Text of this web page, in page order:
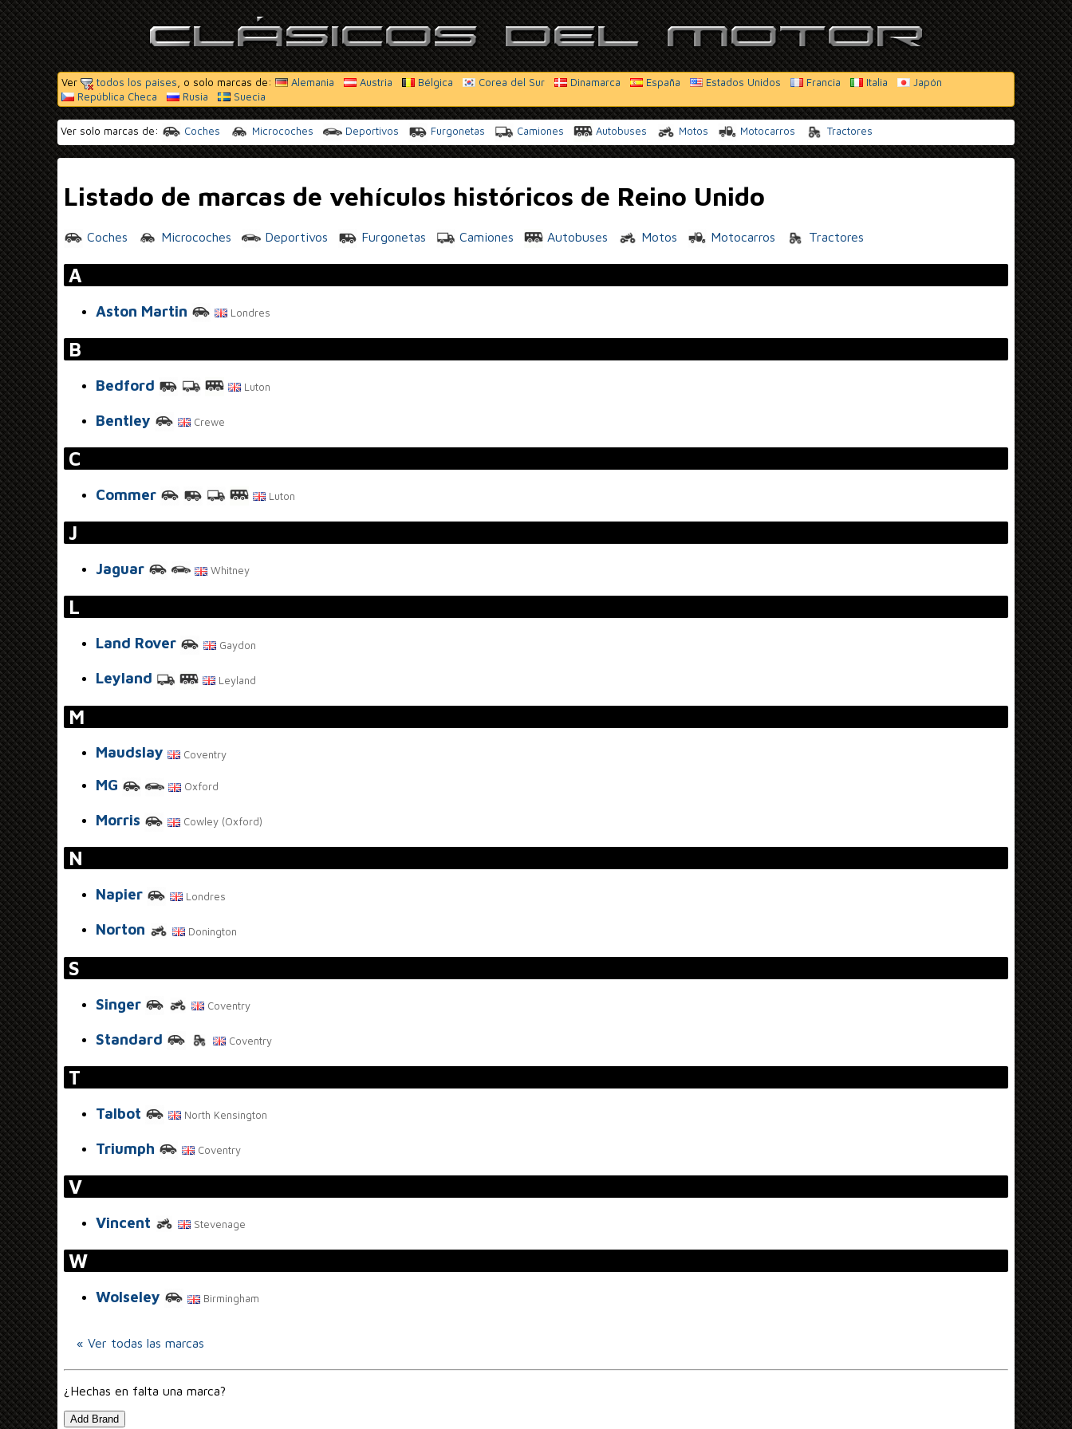
Ver todos los paises , o solo marcas de: Alemania Austria Bélgica Corea del Sur Dinamarca España Estados Unidos Francia Italia
Japón
República Checa
Rusia Suecia
Ver solo marcas de: Coches Microcoches Deportivos Furgonetas Camiones Autobuses Motos Motocarros Tractores
Listado de marcas de vehículos históricos de Reino Unido
Coches Microcoches Deportivos Furgonetas Camiones Autobuses Motos Motocarros Tractores
A
Aston Martin Londres
B
Bedford Luton
Bentley Crewe
C
Commer Luton
J
Jaguar Whitney
L
Land Rover Gaydon
Leyland Leyland
M
Maudslay Coventry
MG Oxford
Morris Cowley (Oxford)
N
Napier Londres
Norton Donington
S
Singer Coventry
Standard Coventry
T
Talbot North Kensington
Triumph Coventry
V
Vincent Stevenage
W
Wolseley Birmingham
« Ver todas las marcas
¿Hechas en falta una marca?
Add Brand